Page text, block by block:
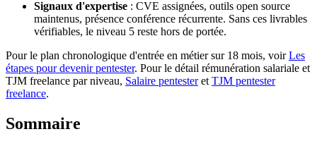
Signaux d'expertise : CVE assignées, outils open source
maintenus, présence conférence récurrente. Sans ces livrables
vérifiables, le niveau 5 reste hors de portée.
Pour le plan chronologique d'entrée en métier sur 18 mois, voirLes
étapes pour devenir pentester. Pour le détail rémunération salariale et
TJM freelance par niveau, Salaire pentesteret TJM pentester
freelance.
Sommaire